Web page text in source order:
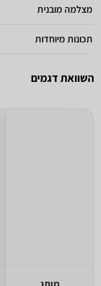
מצלמה מובנית
תכונות מיוחדות
השוואת דגמים